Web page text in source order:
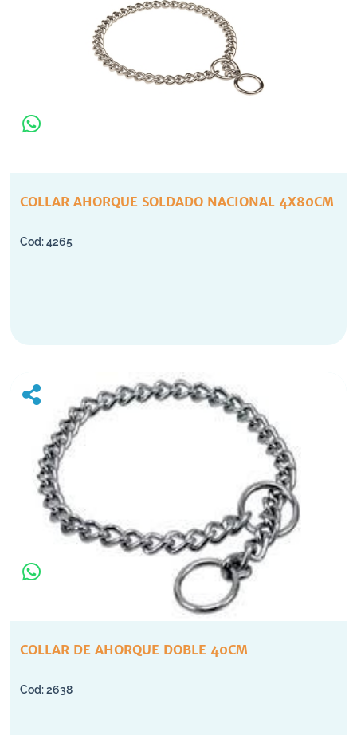
COLLAR AHORQUE SOLDADO NACIONAL 4X80CM
4265
COLLAR DE AHORQUE DOBLE 40CM
2638